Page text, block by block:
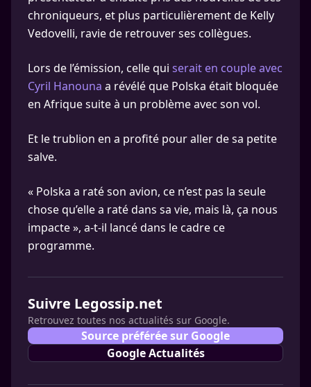
chroniqueurs, et plus particulièrement de Kelly
Vedovelli, ravie de retrouver ses collègues.
Lors de l’émission, celle qui serait en couple avec
Cyril Hanouna a révélé que Polska était bloquée
en Afrique suite à un problème avec son vol.
Et le trublion en a profité pour aller de sa petite
salve.
« Polska a raté son avion, ce n’est pas la seule
chose qu’elle a raté dans sa vie, mais là, ça nous
impacte », a-t-il lancé dans le cadre ce
programme.
Suivre Legossip.net
Retrouvez toutes nos actualités sur Google.
Source préférée sur Google
Google Actualités